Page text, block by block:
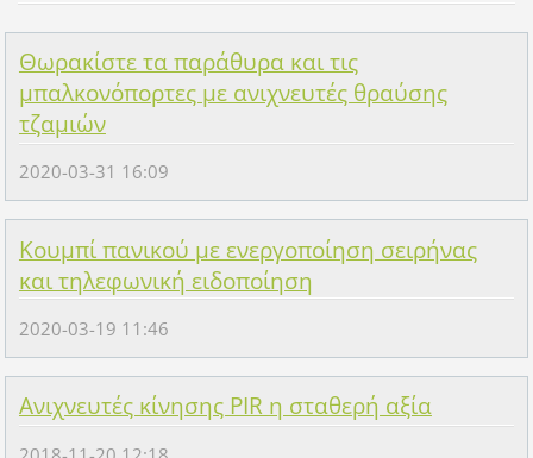
Θωρακίστε τα παράθυρα και τις
μπαλκονόπορτες με ανιχνευτές θραύσης
τζαμιών
2020-03-31 16:09
Κουμπί πανικού με ενεργοποίηση σειρήνας
και τηλεφωνική ειδοποίηση
2020-03-19 11:46
Ανιχνευτές κίνησης PIR η σταθερή αξία